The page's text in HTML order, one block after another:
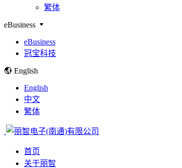
繁体
eBusiness
eBusiness
冠宝科技
English
English
中文
繁体
首页
关于丽智